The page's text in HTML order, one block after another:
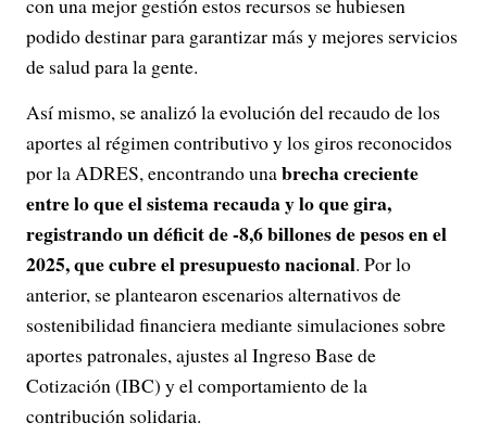
con una mejor gestión estos recursos se hubiesen
podido destinar para garantizar más y mejores servicios
de salud para la gente.
Así mismo, se analizó la evolución del recaudo de los
aportes al régimen contributivo y los giros reconocidos
por la ADRES, encontrando unabrecha creciente
entre lo que el sistema recauda y lo que gira,
registrando un déficit de -8,6 billones de pesos en el
2025, que cubre el presupuesto nacional. Por lo
anterior, se plantearon escenarios alternativos de
sostenibilidad financiera mediante simulaciones sobre
aportes patronales, ajustes al Ingreso Base de
Cotización (IBC) y el comportamiento de la
contribución solidaria.